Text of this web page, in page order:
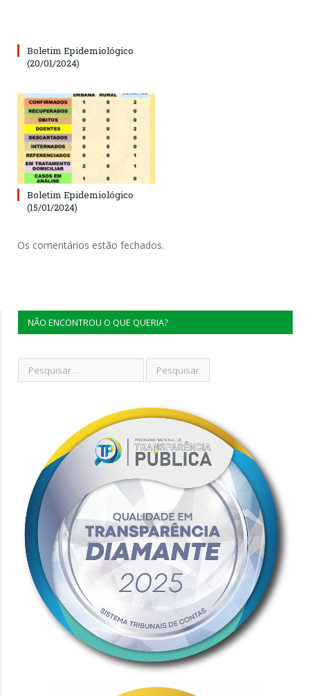
Boletim Epidemiológico
(20/01/2024)
Boletim Epidemiológico
(15/01/2024)
Os comentários estão fechados.
NÃO ENCONTROU O QUE QUERIA?